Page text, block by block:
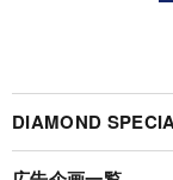
DIAMOND